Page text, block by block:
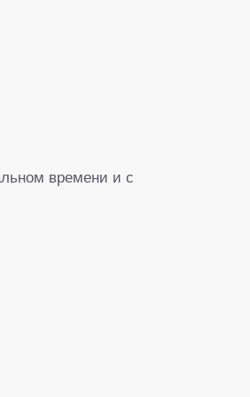
времени и с